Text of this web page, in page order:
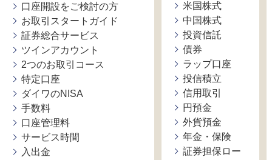
口座開設をご検討の方
お取引スタートガイド
証券総合サービス
ツインアカウント
2つのお取引コース
特定口座
ダイワのNISA
手数料
口座管理料
サービス時間
入出金
米国株式
中国株式
投資信託
債券
ラップ口座
投信積立
信用取引
円預金
外貨預金
年金・保険
証券担保ロー